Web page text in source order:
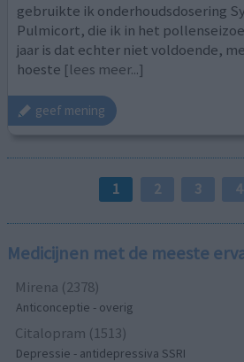
gebruikte ik onderhoudsdosering
Pulmicort, die ik in het
jaar is dat echter niet voldoende,
hoeste [lees meer...]
geef mening
1 2 3 4
Medicijnen met de meeste
Mirena (2378)
Anticonceptie - overig
Citalopram (1513)
Depressie - antidepressiva SSRI